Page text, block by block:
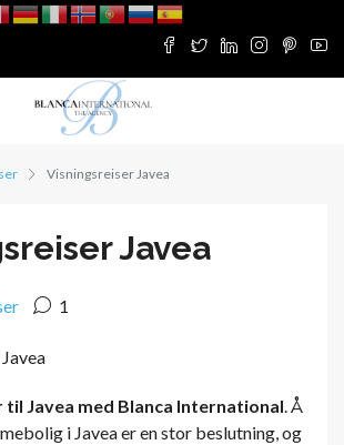
Visningsreiser Javea
Javea
1
til Javea med Blanca International. Å
i Javea er en stor beslutning, og